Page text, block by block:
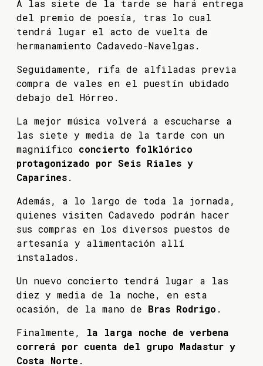
A las siete de la tarde se hará entrega
del premio de poesía, tras lo cual
tendrá lugar el acto de vuelta de
hermanamiento Cadavedo-Navelgas.
Seguidamente, rifa de alfiladas previa
compra de vales en el puestín ubidado
debajo del Hórreo.
La mejor música volverá a escucharse a
las siete y media de la tarde con un
magniífico concierto folklórico
protagonizado por Seis Riales y
Caparines.
Además, a lo largo de toda la jornada,
quienes visiten Cadavedo podrán hacer
sus compras en los diversos puestos de
artesanía y alimentación allí
instalados.
Un nuevo concierto tendrá lugar a las
diez y media de la noche, en esta
ocasión, de la mano de Bras Rodrigo .
Finalmente, la larga noche de verbena
correrá por cuenta del grupo Madastur y
Costa Norte .